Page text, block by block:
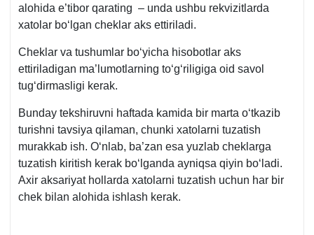
alohida e’tibor qarating – unda ushbu rekvizitlarda
хatolar boʻlgan cheklar aks ettiriladi.
Cheklar va tushumlar boʻyicha hisobotlar aks
ettiriladigan ma’lumotlarning toʻgʻriligiga oid savol
tugʻdirmasligi kerak.
Bunday tekshiruvni haftada kamida bir marta oʻtkazib
turishni tavsiya qilaman, chunki хatolarni tuzatish
murakkab ish. Oʻnlab, ba’zan esa yuzlab cheklarga
tuzatish kiritish kerak boʻlganda ayniqsa qiyin boʻladi.
Aхir aksariyat hollarda хatolarni tuzatish uchun har bir
chek bilan alohida ishlash kerak.